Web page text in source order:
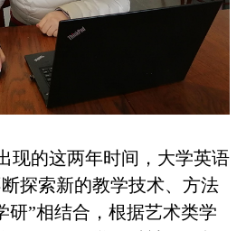
现的这两年时间，大学英语
探索新的教学技术、方法
研”相结合，根据艺术类学